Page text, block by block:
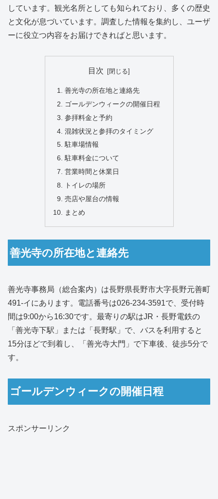
しています。観光名所としても知られており、多くの歴史
と文化が息づいています。調査した情報を集約し、ユーザ
ーに役立つ内容をお届けできればと思います。
目次
善光寺の所在地と連絡先
ゴールデンウィークの開催日程
参拝料金と予約
混雑状況と参拝のタイミング
駐車場情報
駐車料金について
営業時間と休業日
トイレの場所
売店や屋台の情報
まとめ
善光寺の所在地と連絡先
善光寺事務局（総合案内）は長野県長野市大字長野元善町
491-イにあります。電話番号は026-234-3591で、受付時
間は9:00から16:30です。最寄りの駅はJR・長野電鉄の
「善光寺下駅」または「長野駅」で、バスを利用すると
15分ほどで到着し、「善光寺大門」で下車後、徒歩5分で
す。
ゴールデンウィークの開催日程
スポンサーリンク